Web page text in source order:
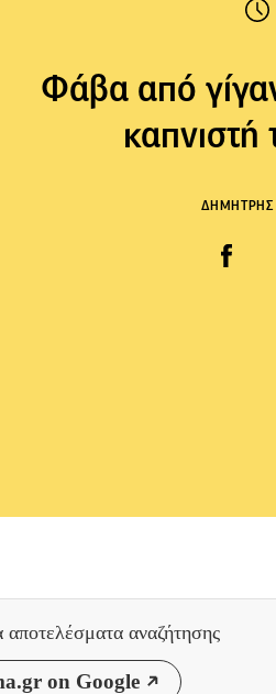
Φάβα από
ΔΗΜΗΤΡΗΣ
αποτελέσματα αναζήτησης
on Google